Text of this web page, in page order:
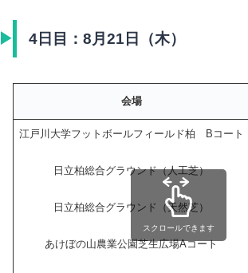
4日目：8月21日（木）
会場
江戸川大学フットボールフィールド柏 Bコート
日立柏総合グラウンド（人工芝）
日立柏総合グラウンド（天然芝）
あけぼの山農業公園芝生広場Aコート
スクロールできます